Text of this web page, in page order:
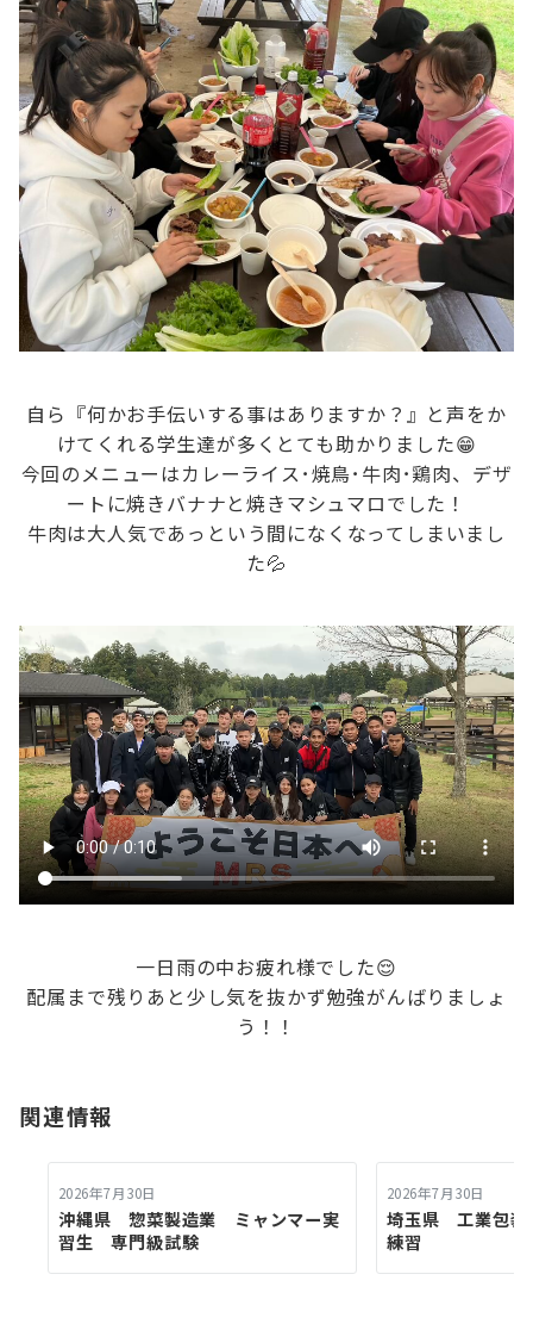
自ら『何かお手伝いする事はありますか？』と声をか
けてくれる学生達が多くとても助かりました😁
今回のメニューはカレーライス･焼鳥･牛肉･鶏肉、デザ
ートに焼きバナナと焼きマシュマロでした！
牛肉は大人気であっという間になくなってしまいまし
た💦
一日雨の中お疲れ様でした😌
配属まで残りあと少し気を抜かず勉強がんばりましょ
う！！
関連情報
2026年7月30日
沖縄県 惣菜製造業 ミャンマー実
習生 専門級試験
2026年7月30日
埼玉県 工業包
練習